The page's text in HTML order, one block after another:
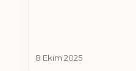
8 Ekim 2025